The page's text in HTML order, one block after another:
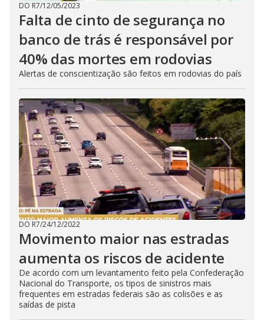
DO R7/12/05/2023
Falta de cinto de segurança no
banco de trás é responsável por
40% das mortes em rodovias
Alertas de conscientização são feitos em rodovias do país
DO R7/24/12/2022
Movimento maior nas estradas
aumenta os riscos de acidente
De acordo com um levantamento feito pela Confederação
Nacional do Transporte, os tipos de sinistros mais
frequentes em estradas federais são as colisões e as
saídas de pista